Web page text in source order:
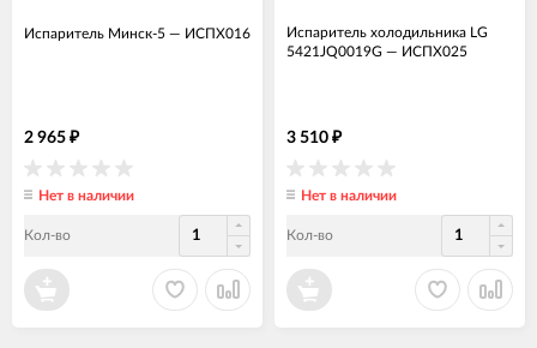
Испаритель Минск-5 — ИСПХ016
2 965 ₽
Нет в наличии
Кол-во
Испаритель холодильника LG
5421JQ0019G — ИСПХ025
3 510 ₽
Нет в наличии
Кол-во